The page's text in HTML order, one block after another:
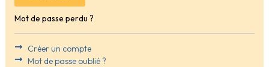
Mot de passe perdu ?
Créer un compte
Mot de passe oublié ?